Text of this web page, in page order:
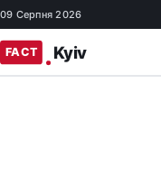
09 Серпня 2026